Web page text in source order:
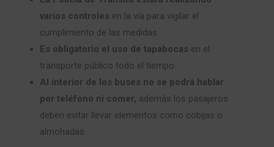
varios controles en la vía para vigilar el
cumplimiento de las medidas.
Es obligatorio el uso de tapabocas en el
transporte público todo el tiempo.
Al interior de los buses no se podrá hablar
por teléfono ni comer, además los pasajeros
deben evitar llevar elementos como cobijas o
almohadas.